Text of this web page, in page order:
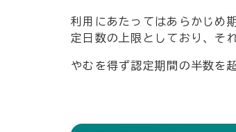
利用にあたってはあらかじめ
定日数の上限としており、そ
やむを得ず認定期間の半数を